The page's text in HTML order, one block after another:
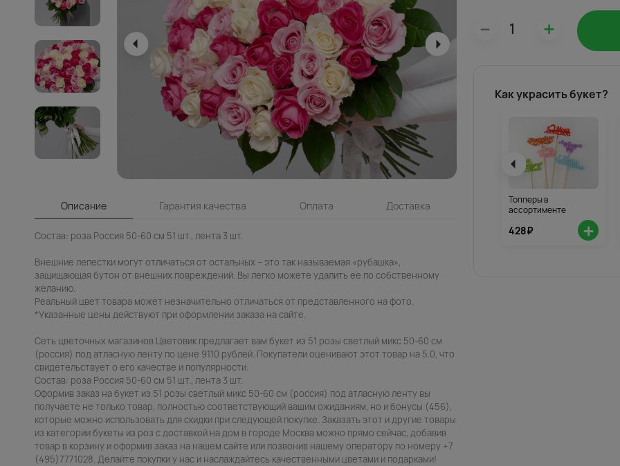
Описание Гарантия качества Оплата Доставка
Состав: роза Россия 50-60 см 51 шт., лента 3 шт.
Внешние лепестки могут отличаться от остальных – это так называемая «рубашка»,
защищающая бутон от внешних повреждений. Вы легко можете удалить ее по собственному
желанию.
Реальный цвет товара может незначительно отличаться от представленного на фото.
*Указанные цены действуют при оформлении заказа на сайте.
Сеть цветочных магазинов Цветовик предлагает вам букет из 51 розы светлый микс 50-60 см
(россия) под атласную ленту по цене 9110 рублей. Покупатели оценивают этот товар на 5.0, что
свидетельствует о его качестве и популярности.
Состав: роза Россия 50-60 см 51 шт., лента 3 шт.
Оформив заказ на букет из 51 розы светлый микс 50-60 см (россия) под атласную ленту вы
получаете не только товар, полностью соответствующий вашим ожиданиям, но и бонусы (456),
которые можно использовать для скидки при следующей покупке. Заказать этот и другие товары
из категории букеты из роз с доставкой на дом в городе Москва можно прямо сейчас, добавив
товар в корзину и оформив заказ на нашем сайте или позвонив нашему оператору по номеру +7
(495)7771028. Делайте покупки у нас и наслаждайтесь качественными цветами и подарками!
– +
Как украсить букет?
Топперы в
ассортименте
428₽ +